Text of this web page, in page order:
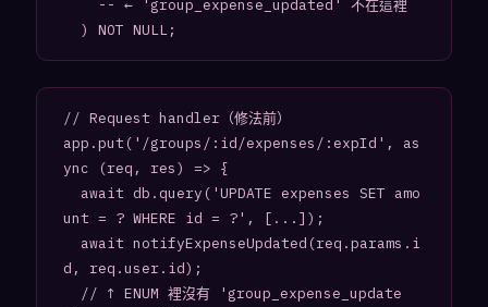
// Request handler（修法前）
app.put('/groups/:id/expenses/:expId', as
ync (req, res) => {
unt = ? WHERE id = ?', [...]);
d, req.user.id);